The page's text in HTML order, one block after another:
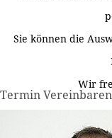
Sie können die
Wir
Termin Vereinbaren